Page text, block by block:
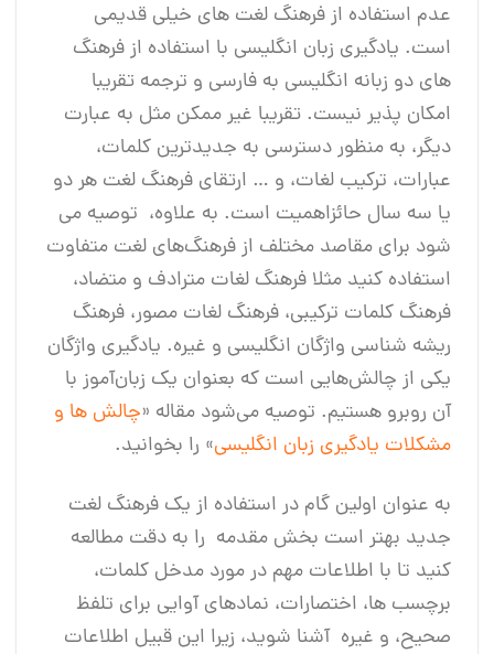
عدم استفاده از فرهنگ لغت های خیلی قدیمی
است. یادگیری زبان انگلیسی با استفاده از فرهنگ
های دو زبانه انگلیسی به فارسی و ترجمه تقریبا
امکان پذیر نیست. تقریبا غیر ممکن مثل به عبارت
دیگر، به منظور دسترسی به جدیدترین کلمات،
عبارات، ترکیب لغات، و … ارتقای فرهنگ لغت هر دو
یا سه سال حائزاهمیت است. به علاوه، توصیه می
شود برای مقاصد مختلف از فرهنگ‌های لغت متفاوت
استفاده کنید مثلا فرهنگ لغات مترادف و متضاد،
فرهنگ کلمات ترکیبی، فرهنگ لغات مصور، فرهنگ
ریشه شناسی واژگان انگلیسی و غیره. یادگیری واژگان
یکی از چالش‌هایی است که بعنوان یک زبان‌آموز با
آن روبرو هستیم. توصیه می‌شود مقاله «چالش ها و
مشکلات یادگیری زبان انگلیسی» را بخوانید.
به عنوان اولین گام در استفاده از یک فرهنگ لغت
جدید بهتر است بخش مقدمه را به دقت مطالعه
کنید تا با اطلاعات مهم در مورد مدخل کلمات،
برچسب ها، اختصارات، نمادهای آوایی برای تلفظ
صحیح، و غیره آشنا شوید، زیرا این قبیل اطلاعات